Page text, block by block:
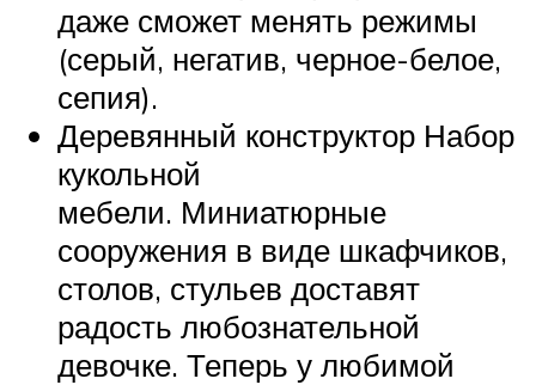
даже сможет менять режимы
(серый, негатив, черное-белое,
сепия).
Деревянный конструктор Набор
кукольной
мебели. Миниатюрные
сооружения в виде шкафчиков,
столов, стульев доставят
радость любознательной
девочке. Теперь у любимой